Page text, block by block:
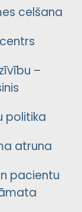
celšana
–
politika
atruna
pacientu